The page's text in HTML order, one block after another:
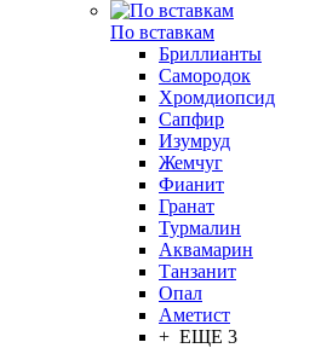
По вставкам
Бриллианты
Самородок
Хромдиопсид
Сапфир
Изумруд
Жемчуг
Фианит
Гранат
Турмалин
Аквамарин
Танзанит
Опал
Аметист
+ ЕЩЕ 3